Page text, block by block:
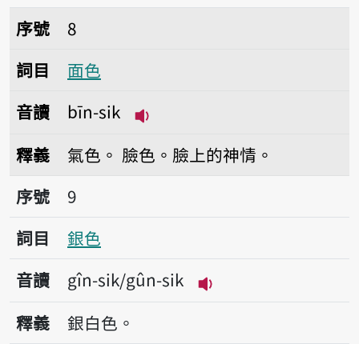
序號8面色
序號
8
詞目
面色
音讀
bīn-sik
釋義 氣色。 臉色。臉上的神情。
序號9銀色
序號
9
詞目
銀色
音讀
gîn-sik/gûn-sik
播放音讀gîn-sik/
釋義
銀白色。